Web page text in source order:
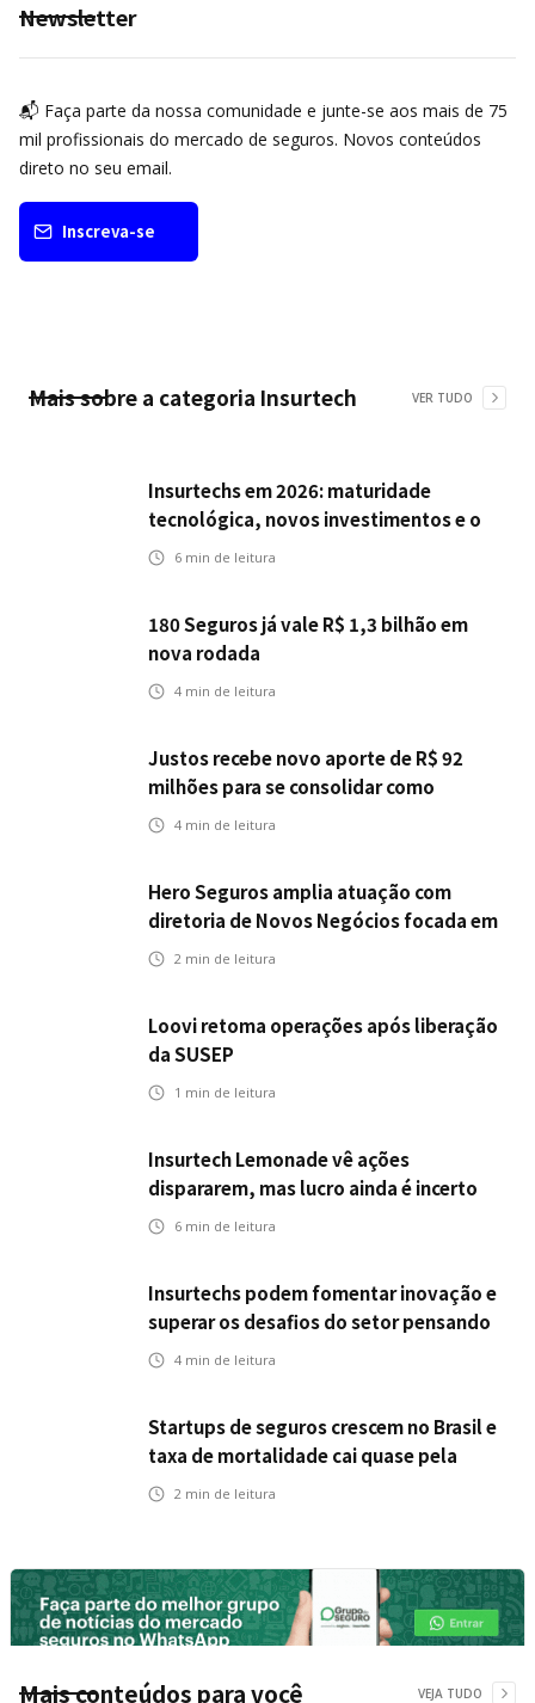
Newsletter
📬 Faça parte da nossa comunidade e junte-se aos mais de 75
mil profissionais do mercado de seguros. Novos conteúdos
direto no seu email.
Inscreva-se
Mais sobre a categoria Insurtech VER TUDO
Insurtechs em 2026: maturidade
tecnológica, novos investimentos e o
teste da resiliência
6 min de leitura
180 Seguros já vale R$ 1,3 bilhão em
nova rodada
4 min de leitura
Justos recebe novo aporte de R$ 92
milhões para se consolidar como
primeira seguradora baseada em IA
4 min de leitura
Hero Seguros amplia atuação com
diretoria de Novos Negócios focada em
Corretores, Bancos e Seguradoras
2 min de leitura
Loovi retoma operações após liberação
da SUSEP
1 min de leitura
Insurtech Lemonade vê ações
dispararem, mas lucro ainda é incerto
6 min de leitura
Insurtechs podem fomentar inovação e
superar os desafios do setor pensando
fora da caixa em 2025
4 min de leitura
Startups de seguros crescem no Brasil e
taxa de mortalidade cai quase pela
metade, aponta estudo
2 min de leitura
Mais conteúdos para você VEJA TUDO